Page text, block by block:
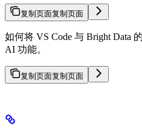
复制页面复制页面
如何将 VS Code 与 Bright Data
AI 功能。
复制页面复制页面